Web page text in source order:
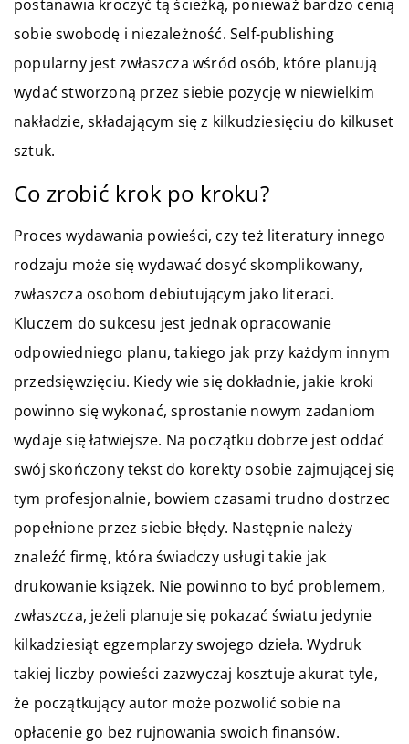
postanawia kroczyć tą ścieżką, ponieważ bardzo cenią
sobie swobodę i niezależność. Self-publishing
popularny jest zwłaszcza wśród osób, które planują
wydać stworzoną przez siebie pozycję w niewielkim
nakładzie, składającym się z kilkudziesięciu do kilkuset
sztuk.
Co zrobić krok po kroku?
Proces wydawania powieści, czy też literatury innego
rodzaju może się wydawać dosyć skomplikowany,
zwłaszcza osobom debiutującym jako literaci.
Kluczem do sukcesu jest jednak opracowanie
odpowiedniego planu, takiego jak przy każdym innym
przedsięwzięciu. Kiedy wie się dokładnie, jakie kroki
powinno się wykonać, sprostanie nowym zadaniom
wydaje się łatwiejsze. Na początku dobrze jest oddać
swój skończony tekst do korekty osobie zajmującej się
tym profesjonalnie, bowiem czasami trudno dostrzec
popełnione przez siebie błędy. Następnie należy
znaleźć firmę, która świadczy usługi takie jak
drukowanie książek. Nie powinno to być problemem,
zwłaszcza, jeżeli planuje się pokazać światu jedynie
kilkadziesiąt egzemplarzy swojego dzieła. Wydruk
takiej liczby powieści zazwyczaj kosztuje akurat tyle,
że początkujący autor może pozwolić sobie na
opłacenie go bez rujnowania swoich finansów.